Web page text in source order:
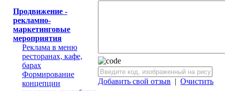
Продвижение -
рекламно-
маркетинговые
мероприятия
Реклама в меню
ресторанах, кафе,
барах
Формирование
концепции
Добавить свой отзыв | Очистить